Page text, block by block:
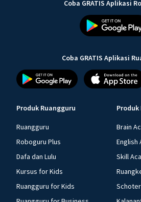
Coba GRATIS Aplikasi
Coba GRATIS Aplikasi
Produk Ruangguru
Ruangguru
Roboguru Plus
Dafa dan Lulu
Kursus for Kids
Ruangguru for Kids
Produk
Brain
English
Skill